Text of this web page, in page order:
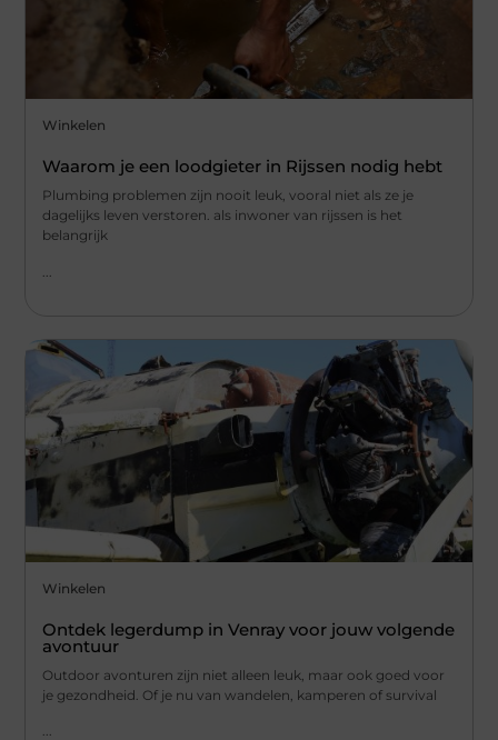
Winkelen
Waarom je een loodgieter in Rijssen nodig hebt
Plumbing problemen zijn nooit leuk, vooral niet als ze je
dagelijks leven verstoren. als inwoner van rijssen is het
belangrijk
Winkelen
Ontdek legerdump in Venray voor jouw volgende
avontuur
Outdoor avonturen zijn niet alleen leuk, maar ook goed voor
je gezondheid. Of je nu van wandelen, kamperen of survival
...